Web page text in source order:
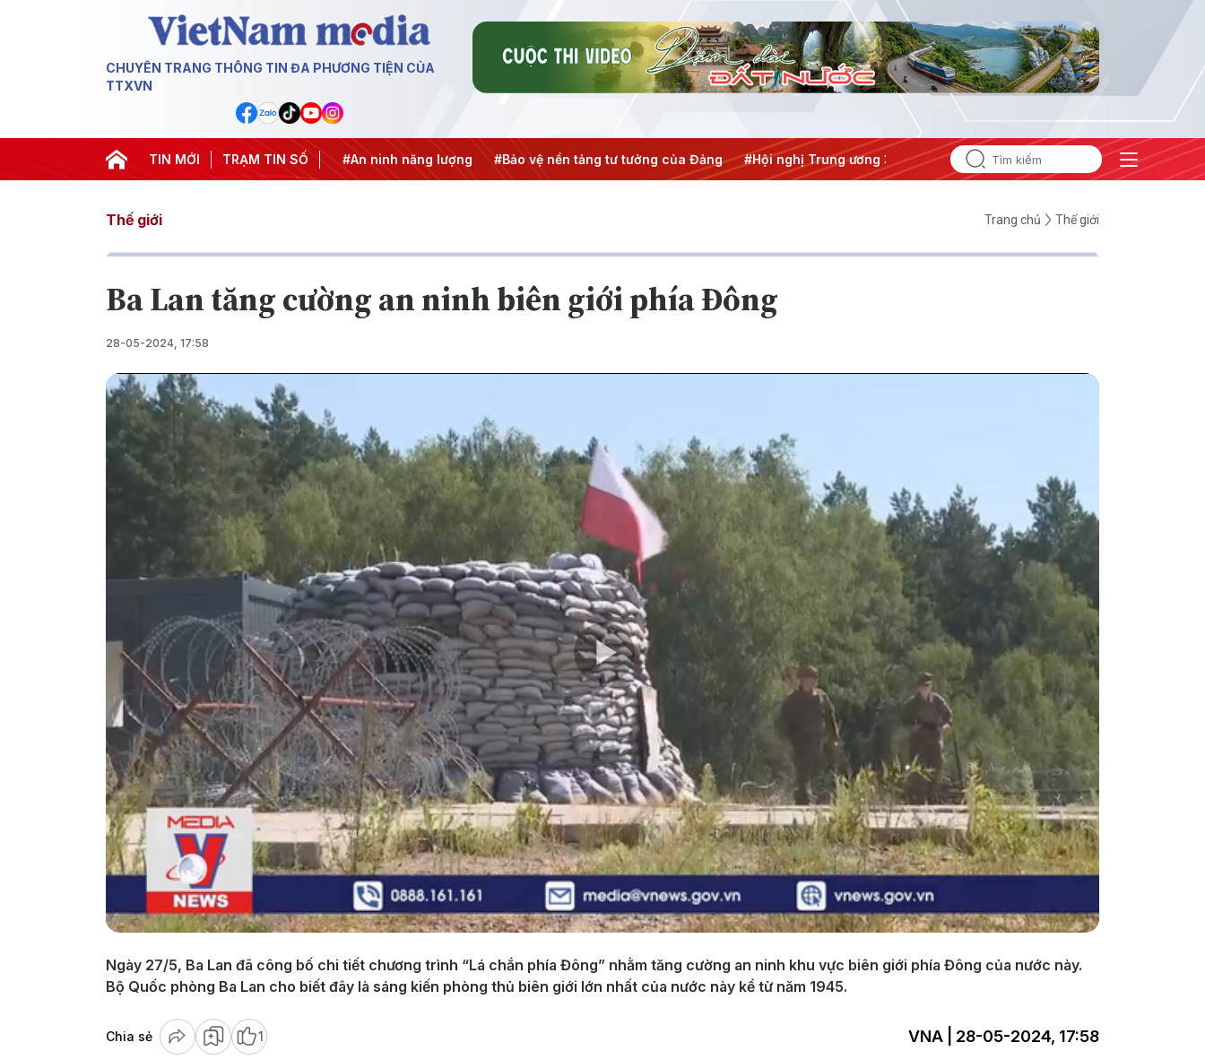
CHUYÊN TRANG THÔNG TIN ĐA PHƯƠNG TIỆN CỦA
TTXVN
TIN MỚI TRẠM TIN SỐ
khai thác IUU #Căng thẳng Trung Đông #An ninh năng lượng #Bảo vệ nền tảng tư tưởng của Đảng #Hội nghị Trung ương 3 #APEC 2027
Thế giới Trang chủ Thế giới
Ba Lan tăng cường an ninh biên giới phía Đông
28-05-2024, 17:58
Play
Video
Ngày 27/5, Ba Lan đã công bố chi tiết chương trình “Lá chắn phía Đông” nhằm tăng cường an ninh khu vực biên giới phía Đông của nước này.
Bộ Quốc phòng Ba Lan cho biết đây là sáng kiến phòng thủ biên giới lớn nhất của nước này kể từ năm 1945.
Chia sẻ 1 VNA | 28-05-2024, 17:58